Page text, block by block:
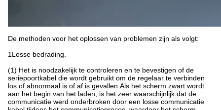
De methoden voor het oplossen van problemen zijn als volgt:
1Losse bedrading.
(1) Het is noodzakelijk te controleren en te bevestigen of de
seriepoortkabel die wordt gebruikt om de regelaar te verbinden
los of abnormaal is of af is gevallen.Als het scherm zwart wordt
aan het begin van het laden, is het zeer waarschijnlijk dat de
communicatie werd onderbroken door een losse communicatie